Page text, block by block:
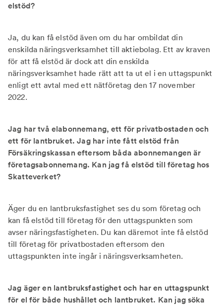
elstöd?
Ja, du kan få elstöd även om du har ombildat din
enskilda näringsverksamhet till aktiebolag. Ett av kraven
för att få elstöd är dock att din enskilda
näringsverksamhet hade rätt att ta ut el i en uttagspunkt
enligt ett avtal med ett nätföretag den 17 november
2022.
Jag har två elabonnemang, ett för privatbostaden och
ett för lantbruket. Jag har inte fått elstöd från
Försäkringskassan eftersom båda abonnemangen är
företagsabonnemang. Kan jag få elstöd till företag hos
Skatteverket?
Äger du en lantbruksfastighet ses du som företag och
kan få elstöd till företag för den uttagspunkten som
avser näringsfastigheten. Du kan däremot inte få elstöd
till företag för privatbostaden eftersom den
uttagspunkten inte ingår i näringsverksamheten.
Jag äger en lantbruksfastighet och har en uttagspunkt
för el för både hushållet och lantbruket. Kan jag söka